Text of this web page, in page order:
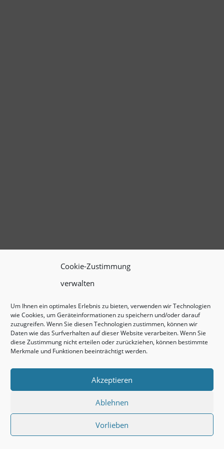
Cookie-Zustimmung
verwalten
Um Ihnen ein optimales Erlebnis zu bieten, verwenden wir Technologien
wie Cookies, um Geräteinformationen zu speichern und/oder darauf
zuzugreifen. Wenn Sie diesen Technologien zustimmen, können wir
Daten wie das Surfverhalten auf dieser Website verarbeiten. Wenn Sie
diese Zustimmung nicht erteilen oder zurückziehen, können bestimmte
Merkmale und Funktionen beeinträchtigt werden.
Akzeptieren
Ablehnen
Vorlieben